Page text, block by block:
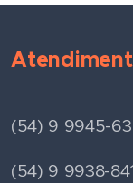
(54) 9 9945-
(54) 9 9938-